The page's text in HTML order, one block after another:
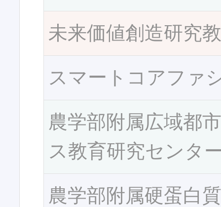
未来価値創造研究
スマートコアファ
農学部附属広域都
ス教育研究センタ
農学部附属硬蛋白